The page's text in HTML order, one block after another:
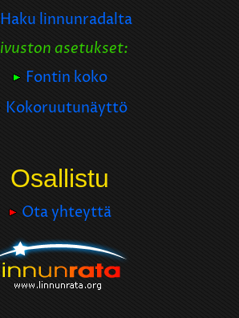
Haku linnunradalta
asetukset:
Fontin koko
Kokoruutunäyttö
Osallistu
Ota yhteyttä